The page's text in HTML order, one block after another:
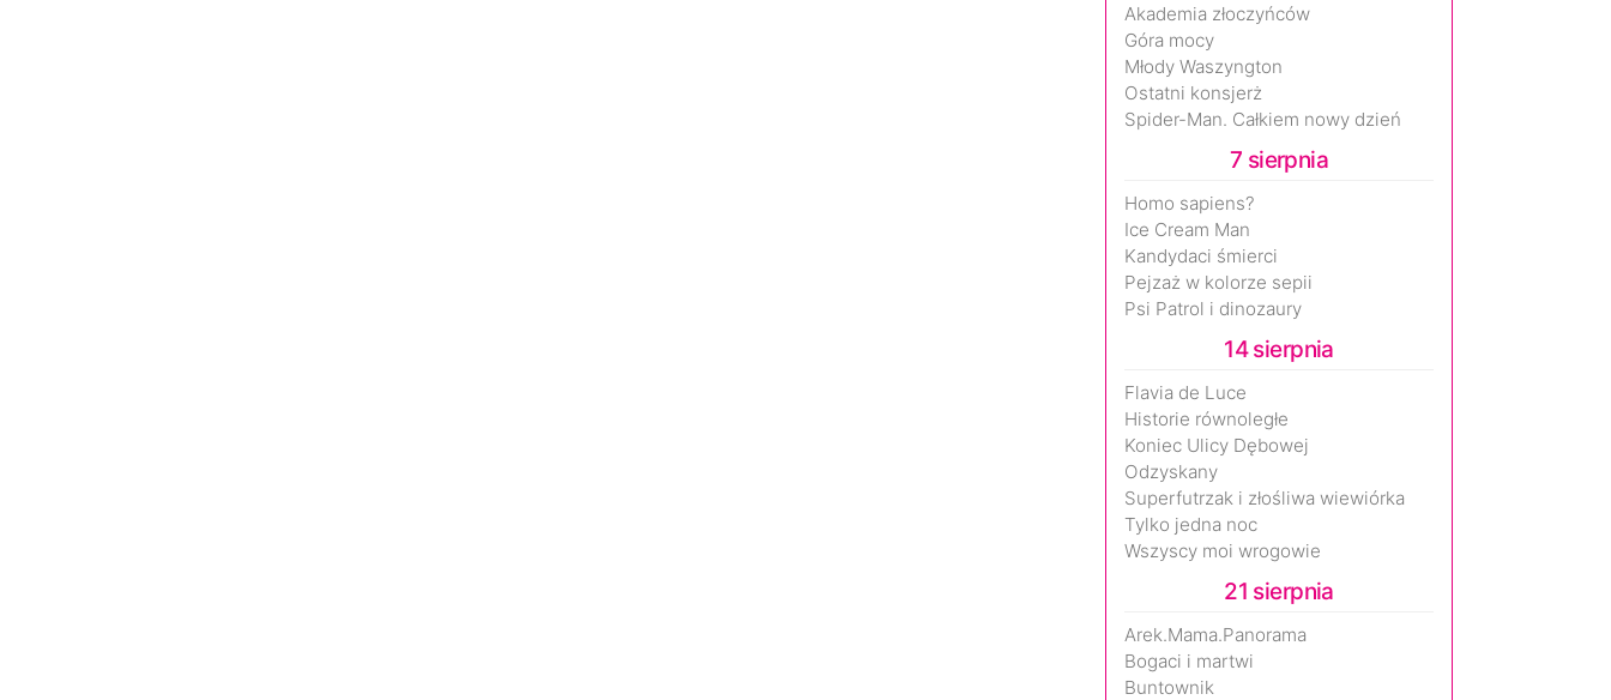
Akademia złoczyńców
Góra mocy
Młody Waszyngton
Ostatni konsjerż
Spider-Man. Całkiem nowy dzień
7 sierpnia
Homo sapiens?
Ice Cream Man
Kandydaci śmierci
Pejzaż w kolorze sepii
Psi Patrol i dinozaury
14 sierpnia
Flavia de Luce
Historie równoległe
Koniec Ulicy Dębowej
Odzyskany
Superfutrzak i złośliwa wiewiórka
Tylko jedna noc
Wszyscy moi wrogowie
21 sierpnia
Arek.Mama.Panorama
Bogaci i martwi
Buntownik